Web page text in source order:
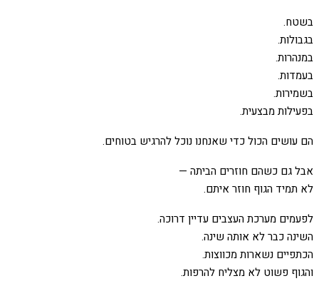
בפעילות מבצעית.
הם עושים הכול כדי שאנחנו נוכל להרגיש בטוחים.
לא תמיד הגוף חוזר איתם.
והגוף פשוט לא מצליח להרפות.